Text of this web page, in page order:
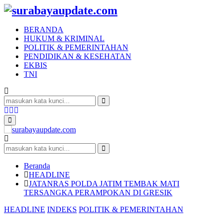
BERANDA
HUKUM & KRIMINAL
POLITIK & PEMERINTAHAN
PENDIDIKAN & KESEHATAN
EKBIS
TNI
Search
for:
Search
Facebook
Twitter
Primary
Menu
Search
for:
Search
Beranda
HEADLINE
JATANRAS POLDA JATIM TEMBAK MATI
TERSANGKA PERAMPOKAN DI GRESIK
HEADLINE INDEKS POLITIK & PEMERINTAHAN